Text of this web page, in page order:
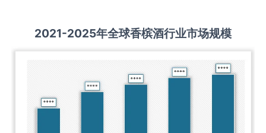
2021-2025年全球香槟酒行业市场规模